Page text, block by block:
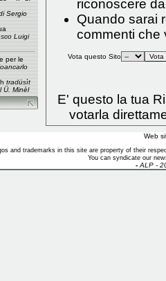
Sergio
Luigi
per le
tradüsìt
Ü. Minèl
riconoscere
Quando sarai
commenti che
Vota questo Sito
E' questo la tua
votarla
Web
and trademarks in this site are property of their
You can syndicate our
- ALP -